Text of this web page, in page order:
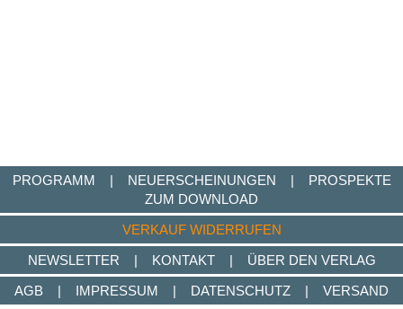
PROGRAMM | NEUERSCHEINUNGEN |
PROSPEKTE
ZUM DOWNLOAD
VERKAUF WIDERRUFEN
NEWSLETTER
| KONTAKT |
ÜBER DEN VERLAG
AGB
| IMPRESSUM | DATENSCHUTZ | VERSAND